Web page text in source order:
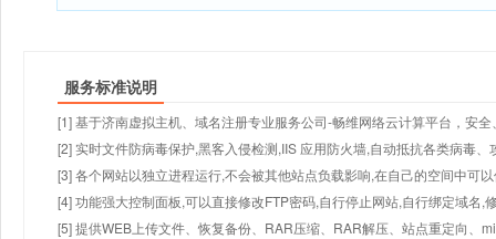
服务标准说明
[1] 基于济南虚拟主机、域名注册专业服务公司-畅维网络云计算平台，安全
[2] 实时文件防病毒保护,黑客入侵检测,IIS 应用防火墙,自动抵抗各类病毒、
[3] 各个网站以独立进程运行,不会被其他站点负载影响,在自己的空间中可
[4] 功能强大控制面板,可以直接修改FTP密码,自行停止网站,自行绑定域名,
[5] 提供WEB上传文件、恢复备份、RAR压缩、RAR解压、站点重定向、